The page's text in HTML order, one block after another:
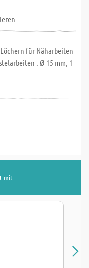
für Näharbeiten
. Ø 15 mm, 1
mit